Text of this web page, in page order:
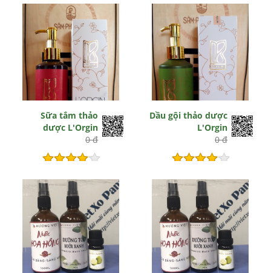
Còn hiệu lực
Sữa tắm thảo
dược L'Orgin
0 đ
Dầu gội thảo dược
L'Orgin
0 đ